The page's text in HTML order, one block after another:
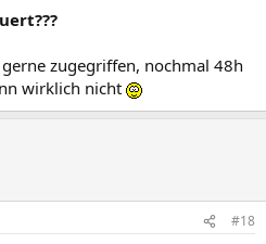
zugegriffen, nochmal 48h
wirklich nicht
#18